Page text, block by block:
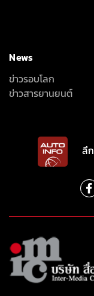
News
ข่าวรอบโลก
ข่าวสารยานยนต์
ลึ